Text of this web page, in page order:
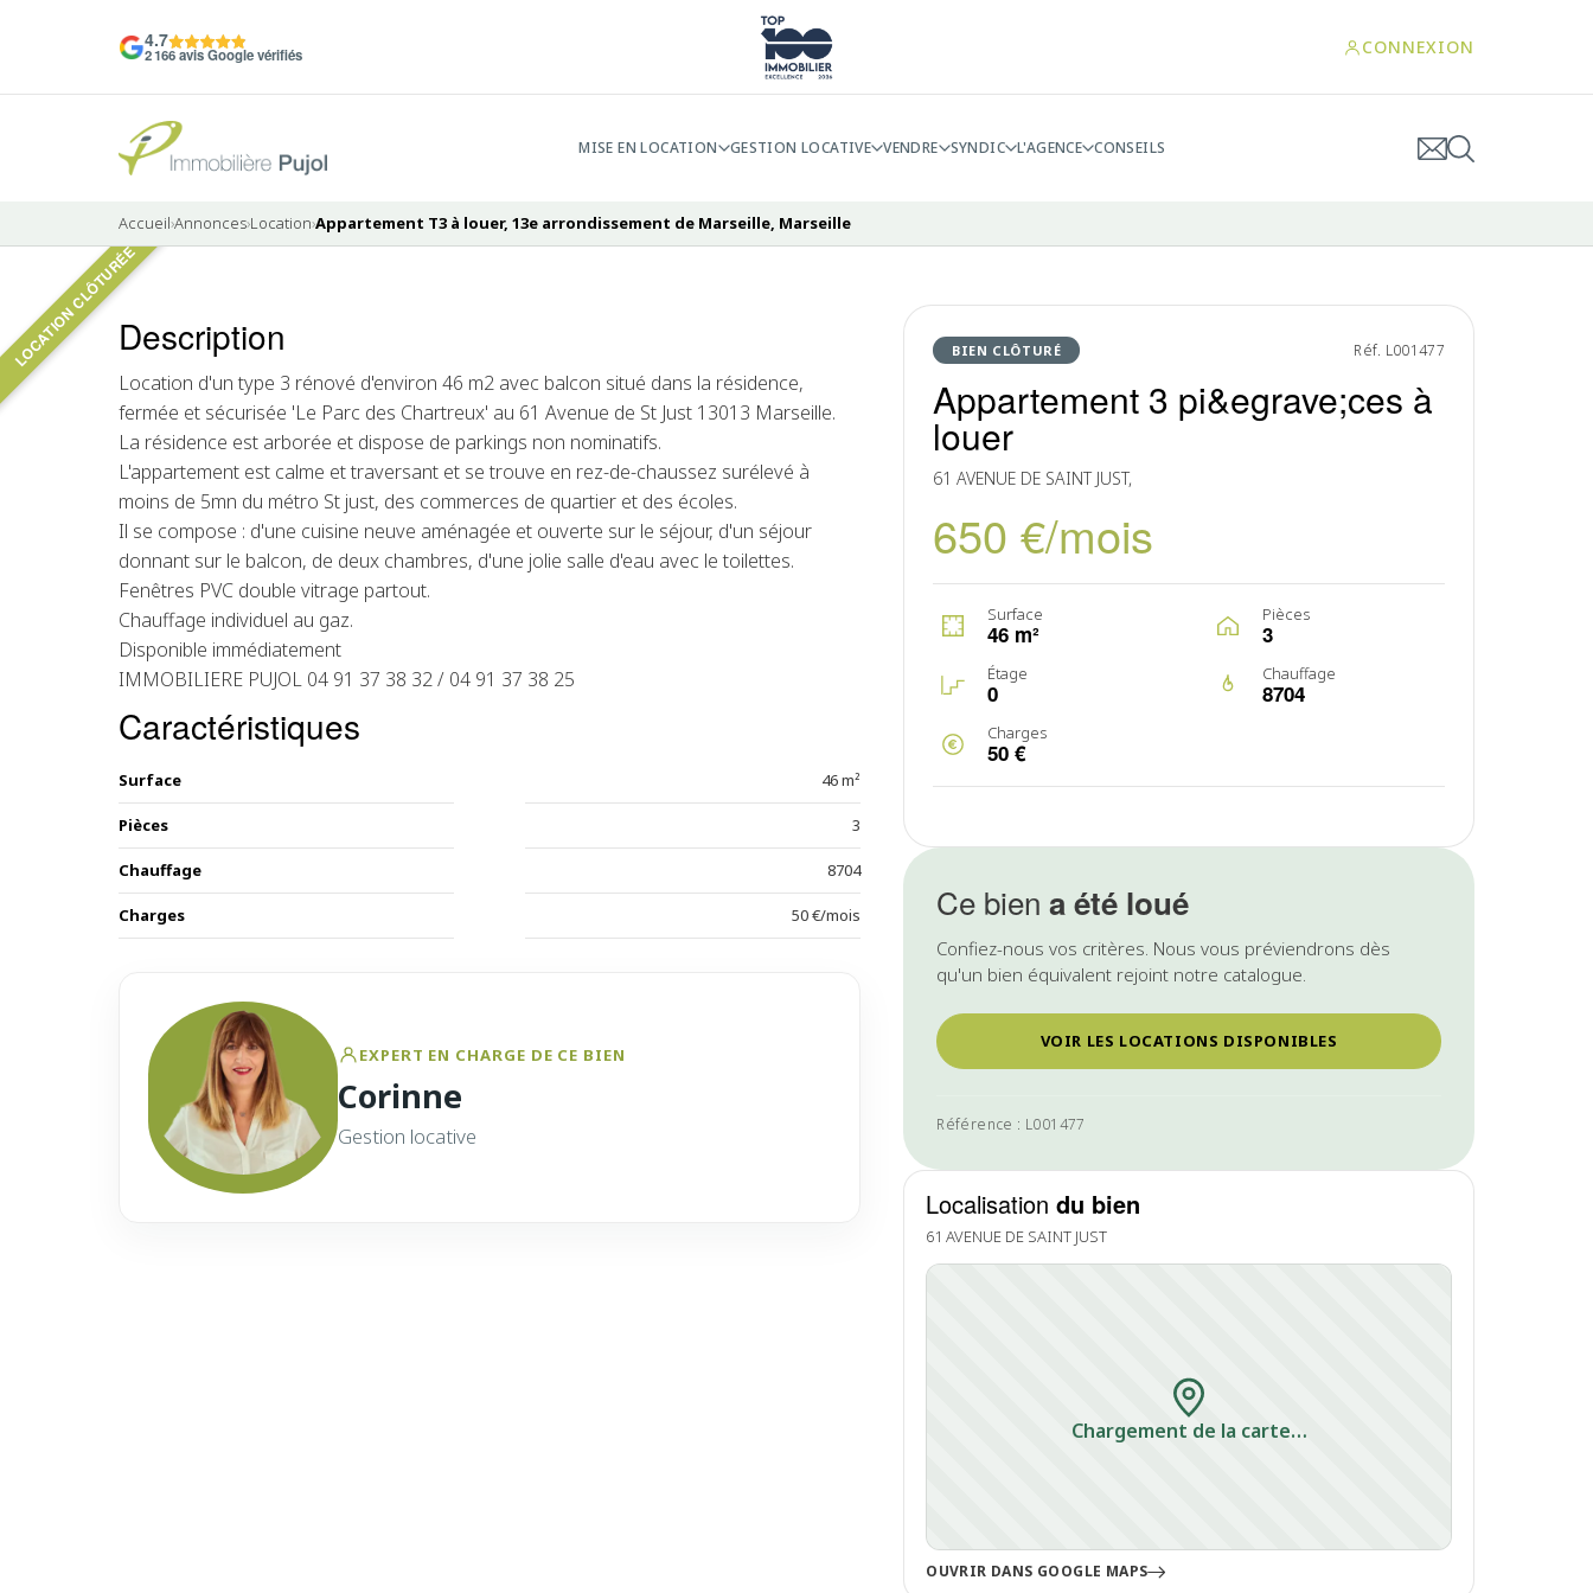
4.7
2 166 avis Google vérifiés CONNEXION
MISE EN LOCATION GESTION LOCATIVE VENDRE SYNDIC L'AGENCE CONSEILS
Accueil›Annonces›Location›Appartement T3 à louer, 13e arrondissement de Marseille, Marseille
LOCATION CLÔTURÉE BIEN CLÔTURÉ Réf. L001477
Appartement 3 pi&egrave;ces à
louer
61 AVENUE DE SAINT JUST,
650 €/mois
Surface
46 m²
Pièces
3
Étage
0
Chauffage
8704
Charges
50 €
Ce biena été loué
Confiez-nous vos critères. Nous vous préviendrons dès
qu'un bien équivalent rejoint notre catalogue.
VOIR LES LOCATIONS DISPONIBLES
Référence : L001477
Localisationdu bien
61 AVENUE DE SAINT JUST
Chargement de la carte…
OUVRIR DANS GOOGLE MAPS
LOUÉ
Description
Location d'un type 3 rénové d'environ 46 m2 avec balcon situé dans la résidence,
fermée et sécurisée 'Le Parc des Chartreux' au 61 Avenue de St Just 13013 Marseille.
La résidence est arborée et dispose de parkings non nominatifs.
L'appartement est calme et traversant et se trouve en rez-de-chaussez surélevé à
moins de 5mn du métro St just, des commerces de quartier et des écoles.
Il se compose : d'une cuisine neuve aménagée et ouverte sur le séjour, d'un séjour
donnant sur le balcon, de deux chambres, d'une jolie salle d'eau avec le toilettes.
Fenêtres PVC double vitrage partout.
Chauffage individuel au gaz.
Disponible immédiatement
IMMOBILIERE PUJOL 04 91 37 38 32 / 04 91 37 38 25
Caractéristiques
Surface 46 m²
Pièces 3
Chauffage 8704
Charges 50 €/mois
EXPERT EN CHARGE DE CE BIEN
Corinne
Gestion locative